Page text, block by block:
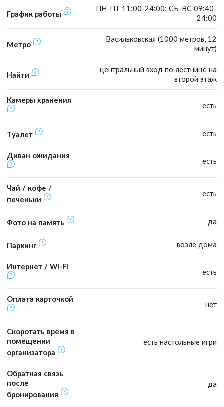
График работы
ПН-ПТ 11:00-24:00; СБ-ВС 09:40-
24:00
Метро
Васильковская (1000 метров, 12
минут)
Найти
центральный вход по лестнице на
второй этаж
Камеры хранения
есть
Туалет есть
Диван ожидания
есть
Чай / кофе /
печеньки
есть
Фото на память да
Паркинг возле дома
Интернет / Wi-Fi
есть
Оплата карточкой
нет
Скоротать время в
помещении
организатора
есть настольные игри
Обратная связь
после
бронирования
да